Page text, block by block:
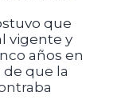
que
vigente y
años en
que la